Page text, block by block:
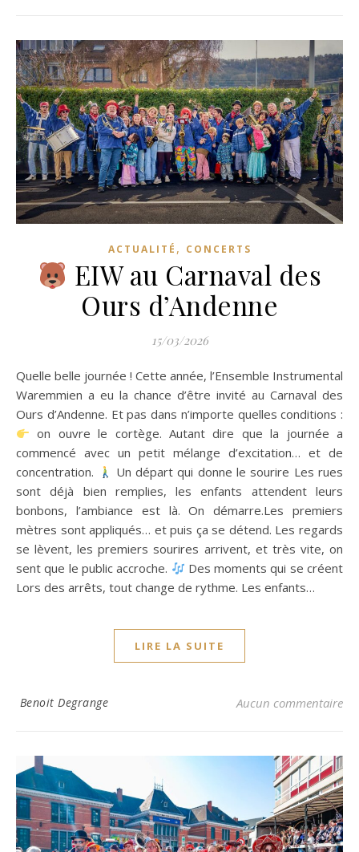
ACTUALITÉ , CONCERTS
EIW au Carnaval des
Ours d’Andenne
15/03/2026
Quelle belle journée ! Cette année, l’Ensemble Instrumental
Waremmien a eu la chance d’être invité au Carnaval des
Ours d’Andenne. Et pas dans n’importe quelles conditions :
on ouvre le cortège. Autant dire que la journée a
commencé avec un petit mélange d’excitation… et de
concentration.
Un départ qui donne le sourire Les rues
sont déjà bien remplies, les enfants attendent leurs
bonbons, l’ambiance est là. On démarre.Les premiers
mètres sont appliqués… et puis ça se détend. Les regards
se lèvent, les premiers sourires arrivent, et très vite, on
sent que le public accroche.
Des moments qui se créent
Lors des arrêts, tout change de rythme. Les enfants…
LIRE LA SUITE
Benoit Degrange Aucun commentaire